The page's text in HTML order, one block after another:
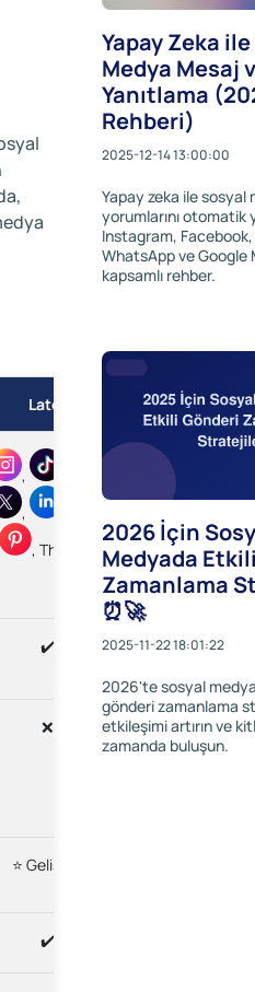
Later CoSchedule
,
,
, Threads
,
,
Threads,
Mastodon
✔️ ✔️
❌ ❌
⭐ Gelişmiş
✔️
Yapay Zeka
Medya Mesaj
Yanıtlama
Rehberi)
2025-12-14 13:00:00
Yapay zeka ile sosyal
yorumlarını otomatik
Instagram, Facebook,
WhatsApp ve Google
kapsamlı rehber.
2026 İçin
Medyada
Zamanlama
⏰🚀
2025-11-22 18:01:22
2026'te sosyal
gönderi zamanlama
etkileşimi artırın ve
zamanda buluşun.